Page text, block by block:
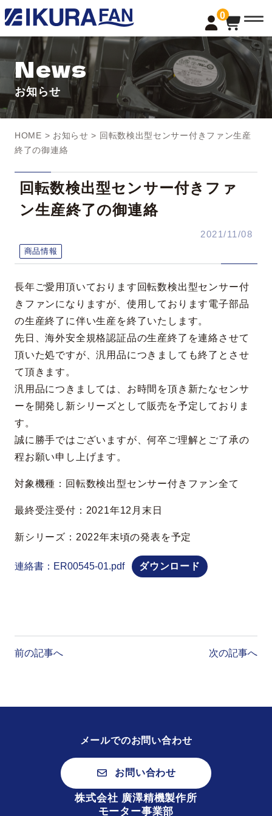
0
t
o
g
l
e
a
v
i
g
a
News
お知らせ
HOME > お知らせ > 回転数検出型センサー付きファン生産
終了の御連絡
回転数検出型センサー付きファ
ン生産終了の御連絡
2021/11/08
商品情報
長年ご愛用頂いております回転数検出型センサー付
きファンになりますが、使用しております電子部品
の生産終了に伴い生産を終了いたします。
先日、海外安全規格認証品の生産終了を連絡させて
頂いた処ですが、汎用品につきましても終了とさせ
て頂きます。
汎用品につきましては、お時間を頂き新たなセンサ
ーを開発し新シリーズとして販売を予定しておりま
す。
誠に勝手ではございますが、何卒ご理解とご了承の
程お願い申し上げます。
対象機種：回転数検出型センサー付きファン全て
最終受注受付：2021年12月末日
新シリーズ：2022年末頃の発表を予定
連絡書：ER00545-01.pdf ダウンロード
稿
ナ
シ
前の記事へ 次の記事へ
メールでのお問い合わせ
お問い合わせ
株式会社 廣澤精機製作所
モーター事業部